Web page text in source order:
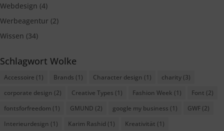
Webdesign (4)
Werbeagentur (2)
Wissen (34)
Schlagwort Wolke
Accessoire (1) Brands (1) Character design (1) charity (3)
corporate design (2) Creative Types (1) Fashion Week (1) Font (2)
fontsforfreedom (1) GMUND (2) google my business (1) GWF (2)
Interieurdesign (1) Karim Rashid (1) Kreativität (1)